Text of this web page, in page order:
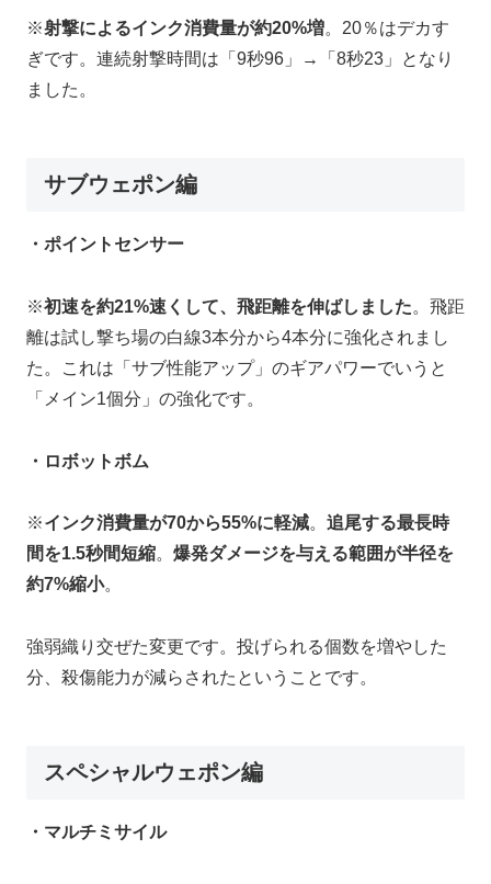
※射撃によるインク消費量が約20%増。20％はデカす
ぎです。連続射撃時間は「9秒96」→「8秒23」となり
ました。
サブウェポン編
・ポイントセンサー
※初速を約21%速くして、飛距離を伸ばしました。飛距
離は試し撃ち場の白線3本分から4本分に強化されまし
た。これは「サブ性能アップ」のギアパワーでいうと
「メイン1個分」の強化です。
・ロボットボム
※インク消費量が70から55%に軽減。 追尾する最長時
間を1.5秒間短縮。 爆発ダメージを与える範囲が半径を
約7%縮小。
強弱織り交ぜた変更です。投げられる個数を増やした
分、殺傷能力が減らされたということです。
スペシャルウェポン編
・マルチミサイル